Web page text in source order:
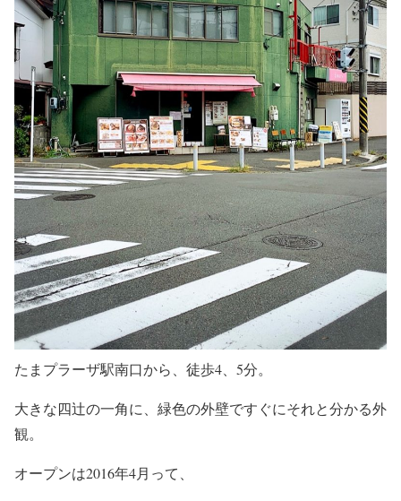
たまプラーザ駅南口から、徒歩4、5分。
大きな四辻の一角に、緑色の外壁ですぐにそれと分かる外
観。
オープンは2016年4月って、